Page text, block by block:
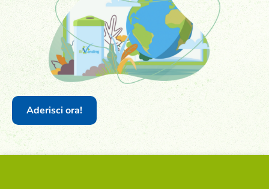
Aderisci ora!